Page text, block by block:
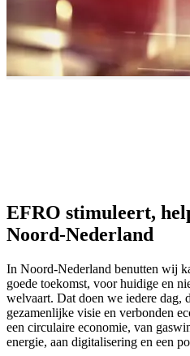
EFRO stimuleert,
Noord-Nederland
In Noord-Nederland benutten wij
goede toekomst, voor huidige en
welvaart. Dat doen we iedere dag,
gezamenlijke visie en verbonden
een circulaire economie, van
energie, aan digitalisering en een